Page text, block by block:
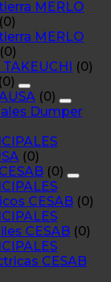
MERLO
(0)
MERLO
(0)
(0)
(0)
(0)
Dumper
(0)
(0)
CESAB (0)
CESAB (0)
CESAB